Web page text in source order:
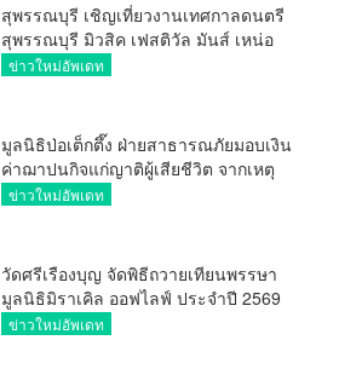
สุพรรณบุรี เชิญเที่ยวงานเทศกาลดนตรี
สุพรรณบุรี มิวสิค เฟสติวัล มันส์ เหน่อ
มาก
ข่าวใหม่อัพเดท
มูลนิธิป่อเต็กตึ๊ง ฝ่ายสาธารณภัยมอบเงิน
ค่าฌาปนกิจแก่ญาติผู้เสียชีวิต จากเหตุ
เพลิงไหม้ โรงเบียร์ ณ ลาดพร้าว จำนวน
ข่าวใหม่อัพเดท
วัดศรีเรืองบุญ จัดพิธีถวายเทียนพรรษา
มูลนิธิมิราเคิล ออฟไลฟ์ ประจำปี 2569
พล.ต.ต.ศิริวัฒน์ ดีพอ ให้เกียรติเป็น
ข่าวใหม่อัพเดท